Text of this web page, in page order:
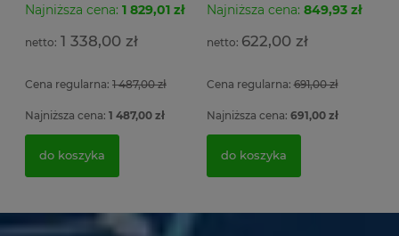
Najniższa cena: 1 829,01 zł
1 338,00 zł
Cena regularna: 1 487,00 zł
Najniższa cena: 1 487,00 zł
do koszyka
Najniższa cena: 849,93 zł
622,00 zł
Cena regularna:691,00 zł
Najniższa cena: 691,00 zł
do koszyka